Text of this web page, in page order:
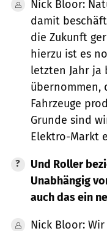
Nick Bloor:
damit
die Zukunft
hierzu ist es
letzten Jahr ja
übernommen,
Fahrzeuge
Grunde sind
Elektro-Markt
Und Roller
Unabhängig
auch das ein
Nick Bloor: